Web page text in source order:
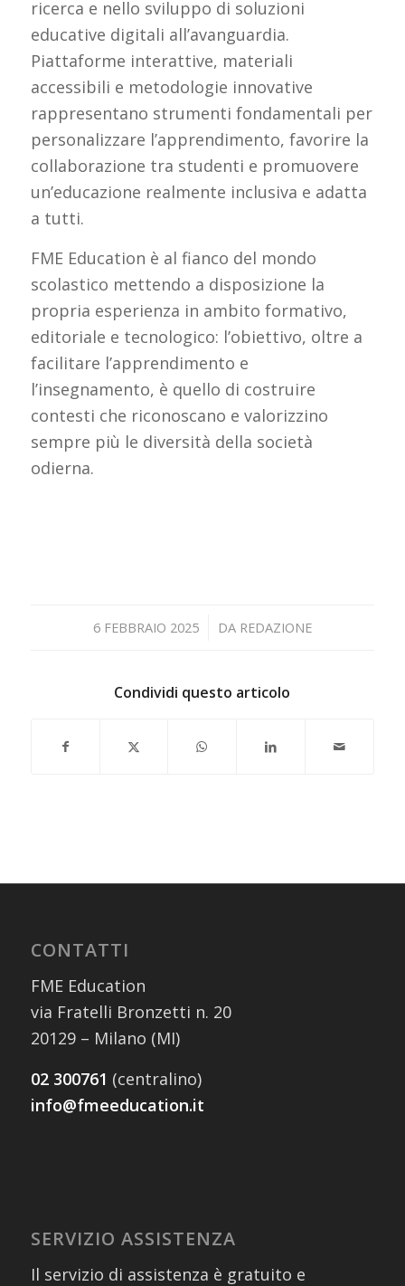
ricerca e nello sviluppo di soluzioni
educative digitali all’avanguardia.
Piattaforme interattive, materiali
accessibili e metodologie innovative
rappresentano strumenti fondamentali per
personalizzare l’apprendimento, favorire la
collaborazione tra studenti e promuovere
un’educazione realmente inclusiva e adatta
a tutti.
FME Education è al fianco del mondo
scolastico mettendo a disposizione la
propria esperienza in ambito formativo,
editoriale e tecnologico: l’obiettivo, oltre a
facilitare l’apprendimento e
l’insegnamento, è quello di costruire
contesti che riconoscano e valorizzino
sempre più le diversità della società
odierna.
6 FEBBRAIO 2025
/ DA REDAZIONE
Condividi questo articolo
CONTATTI
FME Education
via Fratelli Bronzetti n. 20
20129 – Milano (MI)
02 300761 (centralino)
info@fmeeducation.it
SERVIZIO ASSISTENZA
Il servizio di assistenza è gratuito e